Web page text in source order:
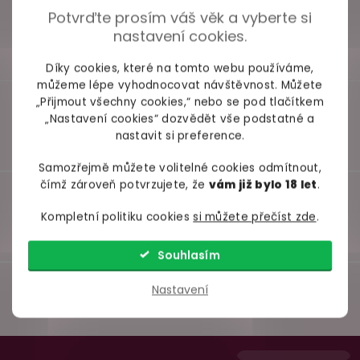
Potvrďte prosím váš věk a vyberte si
nastavení cookies.
Díky cookies, které na tomto webu používáme,
můžeme lépe vyhodnocovat návštěvnost. Můžete
„Přijmout všechny cookies,“ nebo se pod tlačítkem
„Nastavení cookies“ dozvědět vše podstatné a
nastavit si preference.
Samozřejmě můžete volitelné cookies odmítnout,
čímž zároveň potvrzujete, že vám již bylo 18 let.
Kompletní politiku cookiessi můžete přečíst zde.
Nastavení
Souhlasím